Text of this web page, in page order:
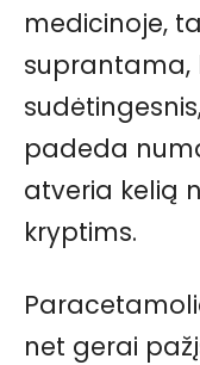
medicinoje,
suprantama,
padeda
atveria kelią
kryptims.
net gerai